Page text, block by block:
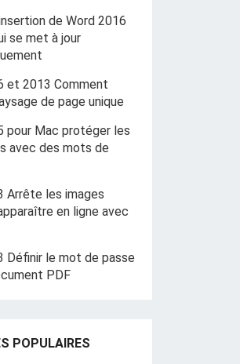
de Word 2016
se met à jour
et 2013 Comment
de page unique
pour Mac protéger les
avec des mots de
Arrête les images
en ligne avec
Définir le mot de passe
PDF
POPULAIRES